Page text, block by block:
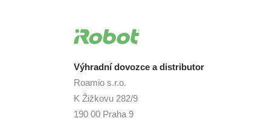
Výhradní dovozce a distributor
Roamio s.r.o.
K Žižkovu 282/9
190 00 Praha 9